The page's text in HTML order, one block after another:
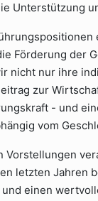
Unterstützung
Förderung der
nicht nur ihre
zur
- und
vom
letzten Jahren
einen